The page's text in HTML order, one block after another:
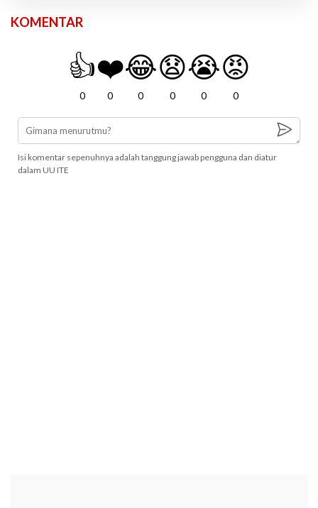
KOMENTAR
👍
0
❤️
0
😂
0
😧
0
😭
0
😡
0
Isi komentar sepenuhnya adalah tanggung jawab pengguna dan diatur
dalam UU ITE